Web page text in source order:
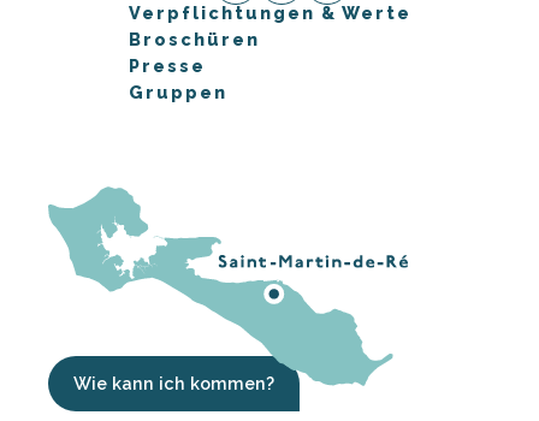
Verpflichtungen & Werte
Broschüren
Presse
Gruppen
Wie kann ich kommen?